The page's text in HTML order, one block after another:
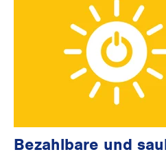
Bezahlbare und